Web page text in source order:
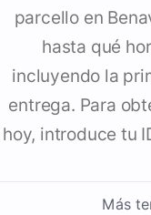
parcello en
hasta qué
incluyendo la
entrega. Para
hoy, introduce tu
Más